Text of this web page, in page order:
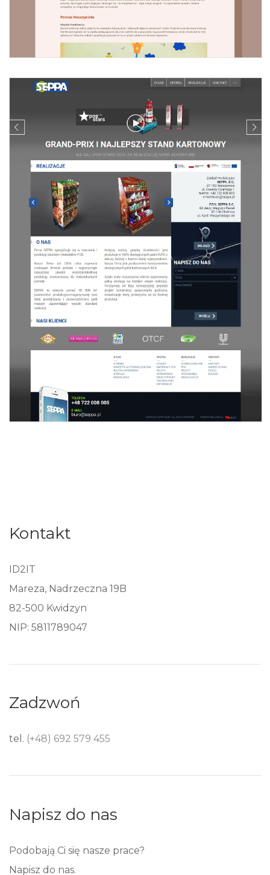
Kontakt
ID2IT
Mareza, Nadrzeczna 19B
82-500 Kwidzyn
NIP: 5811789047
Zadzwoń
tel. (+48) 692 579 455
Napisz do nas
Podobają Ci się nasze prace?
Napisz do nas.